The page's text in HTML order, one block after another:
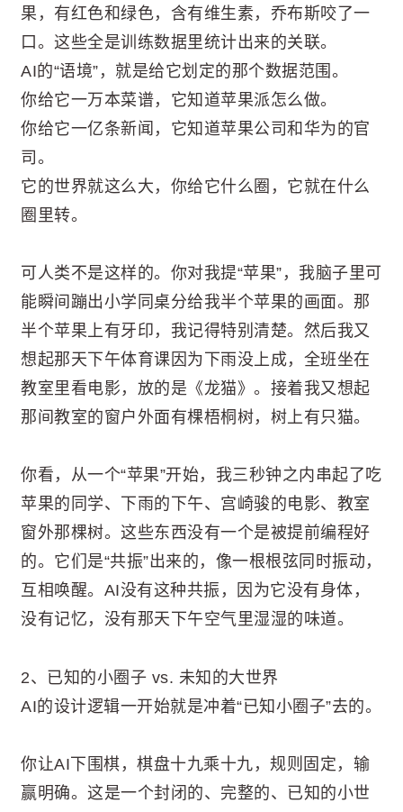
果，有红色和绿色，含有维生素，乔布斯咬了一
口。这些全是训练数据里统计出来的关联。
AI的“语境”，就是给它划定的那个数据范围。
你给它一万本菜谱，它知道苹果派怎么做。
你给它一亿条新闻，它知道苹果公司和华为的官
司。
它的世界就这么大，你给它什么圈，它就在什么
圈里转。
可人类不是这样的。你对我提“苹果”，我脑子里可
能瞬间蹦出小学同桌分给我半个苹果的画面。那
半个苹果上有牙印，我记得特别清楚。然后我又
想起那天下午体育课因为下雨没上成，全班坐在
教室里看电影，放的是《龙猫》。接着我又想起
那间教室的窗户外面有棵梧桐树，树上有只猫。
你看，从一个“苹果”开始，我三秒钟之内串起了吃
苹果的同学、下雨的下午、宫崎骏的电影、教室
窗外那棵树。这些东西没有一个是被提前编程好
的。它们是“共振”出来的，像一根根弦同时振动，
互相唤醒。AI没有这种共振，因为它没有身体，
没有记忆，没有那天下午空气里湿湿的味道。
2、已知的小圈子 vs. 未知的大世界
AI的设计逻辑一开始就是冲着“已知小圈子”去的。
你让AI下围棋，棋盘十九乘十九，规则固定，输
赢明确。这是一个封闭的、完整的、已知的小世